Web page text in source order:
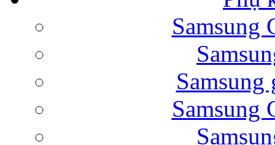
Bao da Samsung
Bao da Galaxy
Samsung
Samsung